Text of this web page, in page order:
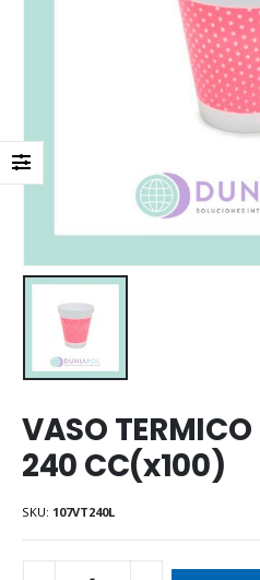
VASO TERMICO
240 CC(x100)
SKU: 107VT240L